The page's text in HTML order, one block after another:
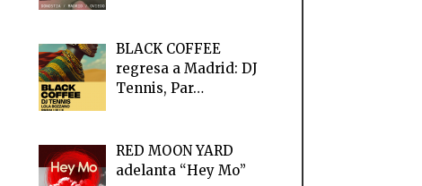
BLACK COFFEE
regresa a Madrid: DJ
Tennis, Par…
RED MOON YARD
adelanta “Hey Mo”